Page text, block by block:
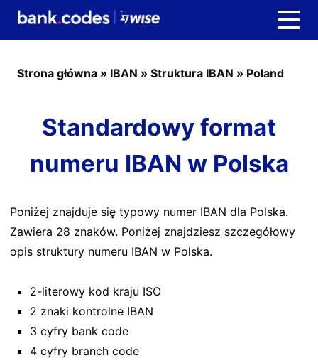
Strona główna » IBAN » Struktura IBAN » Poland
Standardowy format
numeru IBAN w Polska
Poniżej znajduje się typowy numer IBAN dla Polska.
Zawiera 28 znaków. Poniżej znajdziesz szczegółowy
opis struktury numeru IBAN w Polska.
2-literowy kod kraju ISO
2 znaki kontrolne IBAN
3 cyfry bank code
4 cyfry branch code